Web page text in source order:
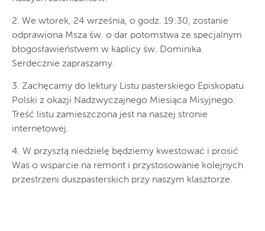
2. We wtorek, 24 września, o godz. 19:30, zostanie
odprawiona Msza św. o dar potomstwa ze specjalnym
błogosławieństwem w kaplicy św. Dominika.
Serdecznie zapraszamy.
3. Zachęcamy do lektury Listu pasterskiego Episkopatu
Polski z okazji Nadzwyczajnego Miesiąca Misyjnego.
Treść listu zamieszczona jest na naszej stronie
internetowej.
4. W przyszłą niedzielę będziemy kwestować i prosić
Was o wsparcie na remont i przystosowanie kolejnych
przestrzeni duszpasterskich przy naszym klasztorze.